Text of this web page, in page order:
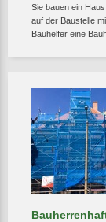
Sie bauen ein
auf der Baustelle
Bauhelfer eine